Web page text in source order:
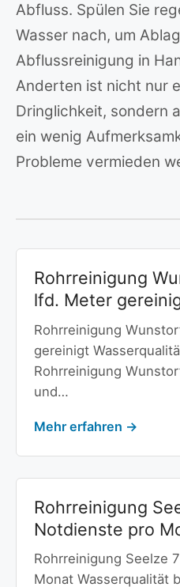
Abfluss. Spülen Sie
Wasser nach, um
Abflussreinigung in
Anderten ist nicht nur
Dringlichkeit, sondern
ein wenig
Probleme vermieden
Rohrreinigung
lfd. Meter
Rohrreinigung
gereinigt
Rohrreinigung
und…
Mehr erfahren →
Rohrreinigung
Notdienste pro
Rohrreinigung Seelze
Monat Wasserqualität